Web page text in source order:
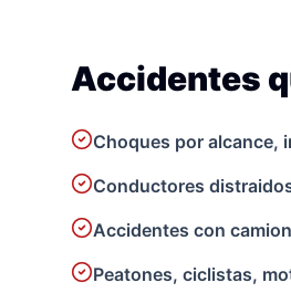
Accidentes
Choques por alcance,
Conductores
Accidentes con
Peatones, ciclistas,